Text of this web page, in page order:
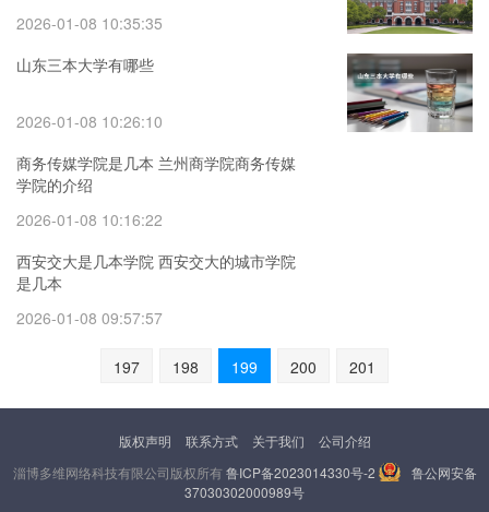
2026-01-08 10:35:35
山东三本大学有哪些
2026-01-08 10:26:10
商务传媒学院是几本 兰州商学院商务传媒
学院的介绍
2026-01-08 10:16:22
西安交大是几本学院 西安交大的城市学院
是几本
2026-01-08 09:57:57
197 198 199 200 201
版权声明 联系方式 关于我们
公司介绍
淄博多维网络科技有限公司版权所有鲁ICP备2023014330号-2
鲁公网安备
37030302000989号